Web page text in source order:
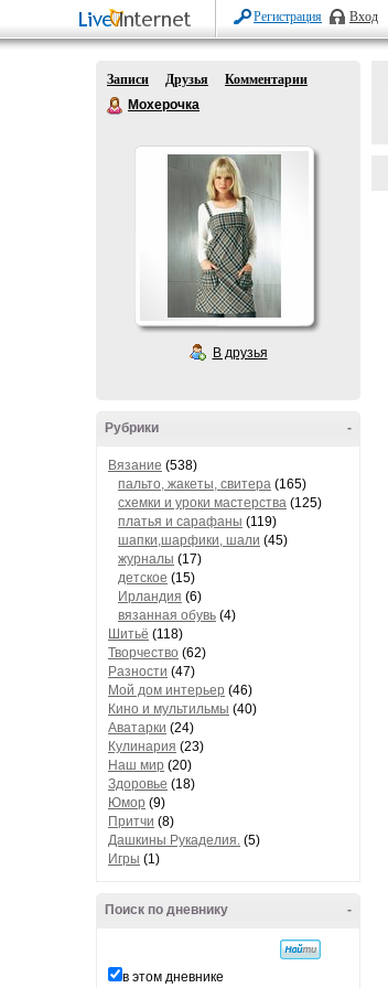
Регистрация Вход
Записи Друзья
Комментарии
Мохерочка
В друзья
-
Рубрики
Вязание (538)
пальто, жакеты, свитера (165)
схемки и уроки мастерства (125)
платья и сарафаны (119)
шапки,шарфики, шали (45)
журналы (17)
детское (15)
Ирландия (6)
вязанная обувь (4)
Шитьё (118)
Творчество (62)
Разности (47)
Мой дом интерьер (46)
Кино и мультильмы (40)
Аватарки (24)
Кулинария (23)
Наш мир (20)
Здоровье (18)
Юмор (9)
Притчи (8)
Дашкины Рукаделия. (5)
Игры (1)
-
Поиск по дневнику
в этом дневнике